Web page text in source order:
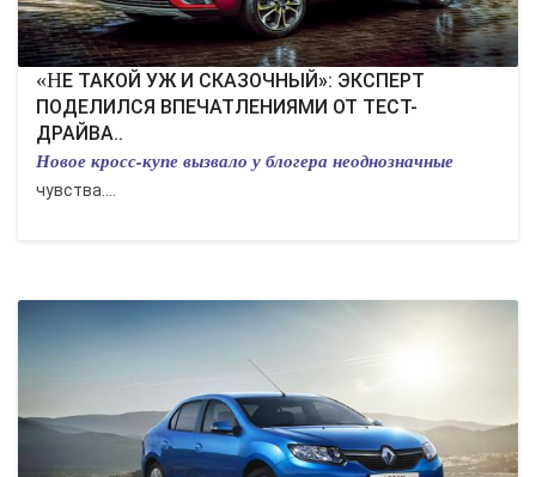
«НЕ ТАКОЙ УЖ И СКАЗОЧНЫЙ»: ЭКСПЕРТ
ПОДЕЛИЛСЯ ВПЕЧАТЛЕНИЯМИ ОТ ТЕСТ-
ДРАЙВА..
Новое кросс-купе вызвало у блогера неоднозначные
чувства....